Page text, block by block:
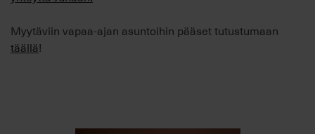
Myytäviin vapaa-ajan asuntoihin pääset tutustumaan
täällä!